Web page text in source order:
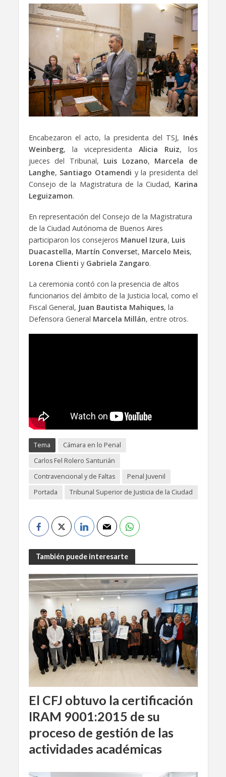
Encabezaron el acto, la presidenta del TSJ, Inés
Weinberg, la vicepresidenta Alicia Ruiz, los
jueces del Tribunal, Luis Lozano, Marcela de
Langhe, Santiago Otamendi y la presidenta del
Consejo de la Magistratura de la Ciudad, Karina
Leguizamon.
En representación del Consejo de la Magistratura
de la Ciudad Autónoma de Buenos Aires
participaron los consejeros Manuel Izura, Luis
Duacastella, Martín Converset, Marcelo Meis,
Lorena Clienti y Gabriela Zangaro.
La ceremonia contó con la presencia de altos
funcionarios del ámbito de la Justicia local, como el
Fiscal General, Juan Bautista Mahiques, la
Defensora General Marcela Millán, entre otros.
Tema
Cámara en lo Penal
Carlos Fel Rolero Santurián
Contravencional y de Faltas
Penal Juvenil
Portada
Tribunal Superior de Justicia de la Ciudad
También puede interesarte
El CFJ obtuvo la certificación
IRAM 9001:2015 de su
proceso de gestión de las
actividades académicas